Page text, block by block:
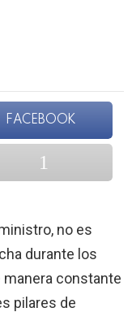
FACEBOOK
no es
durante los
constante
pilares de